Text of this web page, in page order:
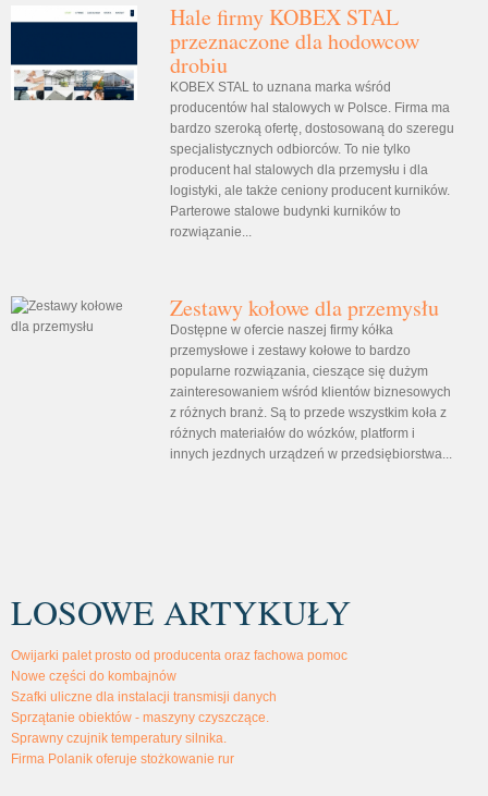
Hale firmy KOBEX STAL
przeznaczone dla hodowcow
drobiu
KOBEX STAL to uznana marka wśród
producentów hal stalowych w Polsce. Firma ma
bardzo szeroką ofertę, dostosowaną do szeregu
specjalistycznych odbiorców. To nie tylko
producent hal stalowych dla przemysłu i dla
logistyki, ale także ceniony producent kurników.
Parterowe stalowe budynki kurników to
rozwiązanie...
Zestawy kołowe dla przemysłu
Dostępne w ofercie naszej firmy kółka
przemysłowe i zestawy kołowe to bardzo
popularne rozwiązania, cieszące się dużym
zainteresowaniem wśród klientów biznesowych
z różnych branż. Są to przede wszystkim koła z
różnych materiałów do wózków, platform i
innych jezdnych urządzeń w przedsiębiorstwa...
LOSOWE ARTYKUŁY
Owijarki palet prosto od producenta oraz fachowa pomoc
Nowe części do kombajnów
Szafki uliczne dla instalacji transmisji danych
Sprzątanie obiektów - maszyny czyszczące.
Sprawny czujnik temperatury silnika.
Firma Polanik oferuje stożkowanie rur